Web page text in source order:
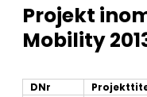
Projekt
Mobility
DNr